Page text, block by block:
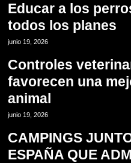
Educar a los
todos los planes
junio 19, 2026
Controles
favorecen una
animal
junio 19, 2026
CAMPINGS
ESPAÑA QUE